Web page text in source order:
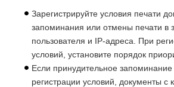
Зарегистрируйте условия печати
запоминания или отмены печати в
пользователя и IP-адреса. При
условий, установите порядок
Если принудительное запоминание
регистрации условий, документы с